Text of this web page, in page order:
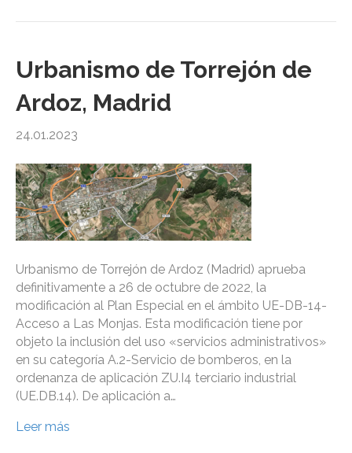
Urbanismo de Torrejón de
Ardoz, Madrid
24.01.2023
Urbanismo de Torrejón de Ardoz (Madrid) aprueba
definitivamente a 26 de octubre de 2022, la
modificación al Plan Especial en el ámbito UE-DB-14-
Acceso a Las Monjas. Esta modificación tiene por
objeto la inclusión del uso «servicios administrativos»
en su categoría A.2-Servicio de bomberos, en la
ordenanza de aplicación ZU.I4 terciario industrial
(UE.DB.14). De aplicación a…
Leer más